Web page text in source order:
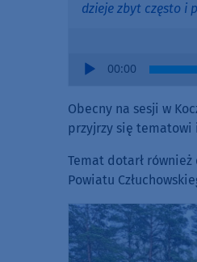
dzieje zbyt często i
Audio
00:00
Obecny na sesji w
przyjrzy się tematowi
Temat dotarł
Powiatu